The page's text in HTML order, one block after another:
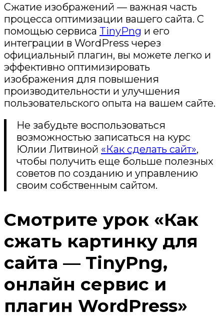
Сжатие изображений — важная часть
процесса оптимизации вашего сайта. С
помощью сервиса TinyPng и его
интеграции в WordPress через
официальный плагин, вы можете легко и
эффективно оптимизировать
изображения для повышения
производительности и улучшения
пользовательского опыта на вашем сайте.
Не забудьте воспользоваться
возможностью записаться на курс
Юлии Литвиной «Как сделать сайт»,
чтобы получить еще больше полезных
советов по созданию и управлению
своим собственным сайтом.
Смотрите урок «Как
сжать картинку для
сайта — TinyPng,
онлайн сервис и
плагин WordPress»